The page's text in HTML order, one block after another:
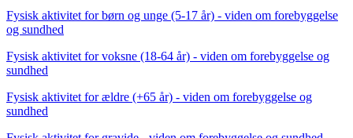
Fysisk aktivitet for børn og unge (5-17 år) - viden om forebyggelse
og sundhed
Fysisk aktivitet for voksne (18-64 år) - viden om forebyggelse og
sundhed
Fysisk aktivitet for ældre (+65 år) - viden om forebyggelse og
sundhed